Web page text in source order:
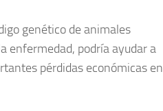
genético de animales
enfermedad, podría ayudar a
pérdidas económicas en